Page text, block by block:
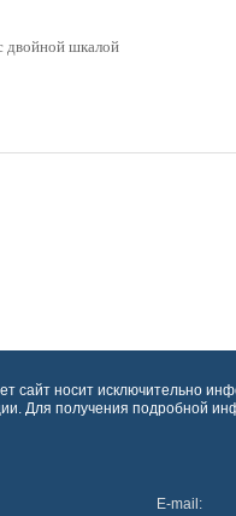
двойной шкалой
носит исключительно
Для получения подробной
E-mail: